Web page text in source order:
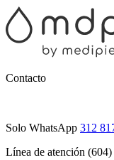
Contacto
Solo WhatsApp 312
Línea de atención